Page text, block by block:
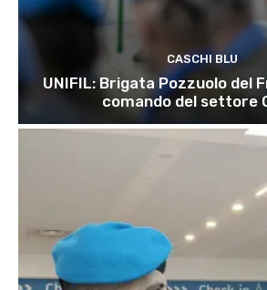
CASCHI BLU
UNIFIL: Brigata Pozzuolo del
comando del settore